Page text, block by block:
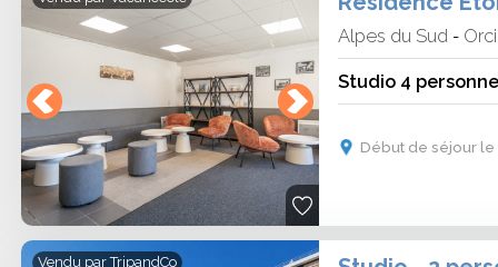
Alpes du Sud -
Studio 4
Début de séjour le
Vendu parTripandCo